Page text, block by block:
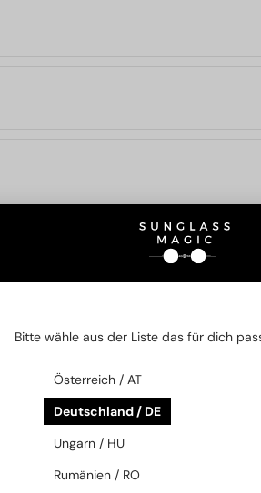
AUCH
Bitte wähle aus der Liste das für dich
Österreich / AT
Deutschland / DE
Ungarn / HU
Rumänien / RO